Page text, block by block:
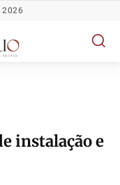
2026
instalação e